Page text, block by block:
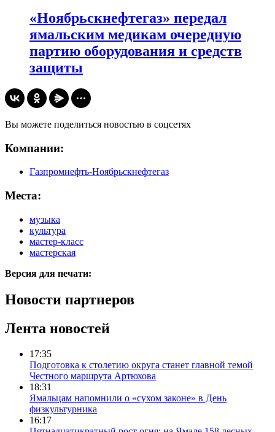
«Ноябрьскнефтегаз» передал
ямальским медикам очередную
партию оборудования и средств
защиты
Вы можете поделиться новостью в соцсетях
Компании:
Газпромнефть-Ноябрьскнефтегаз
Места:
музыка
культура
мастер-класс
мастерская
Версия для печати:
Новости партнеров
Лента новостей
17:35
Подготовка к столетию округа станет главной темой
Честного маршрута Артюхова
18:31
Ямальцам напомнили о «сухом законе» в День
физкультурника
16:17